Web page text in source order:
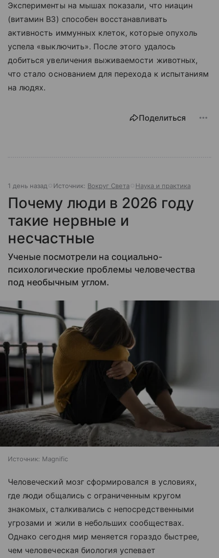
Эксперименты на мышах показали, что ниацин
(витамин B3) способен восстанавливать
активность иммунных клеток, которые опухоль
успела «выключить». После этого удалось
добиться увеличения выживаемости животных,
что стало основанием для перехода к испытаниям
на людях.
Поделиться
1 день назад Источник: Вокруг Света Наука и практика
Почему люди в 2026 году
такие нервные и
несчастные
Ученые посмотрели на социально-
психологические проблемы человечества
под необычным углом.
Источник: Magnific
Человеческий мозг сформировался в условиях,
где люди общались с ограниченным кругом
знакомых, сталкивались с непосредственными
угрозами и жили в небольших сообществах.
Однако сегодня мир меняется гораздо быстрее,
чем человеческая биология успевает